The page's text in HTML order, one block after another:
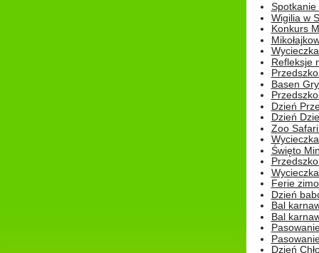
Spotkanie
Wigilia w
Konkurs
Refleksje
Basen
Dzień
Dzień
Zoo
Święto
Ferie
Dzień
Bal
Bal
Dzień